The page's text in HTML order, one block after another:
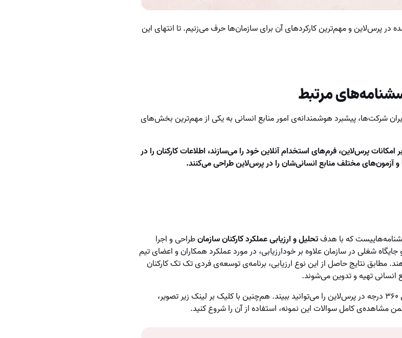
در پرس‌لاین و مهم‌ترین کارکردهای آن برای سازمان‌ها حرف می‌زنیم. تا انتهای این
مرتبط
شرکت‌ها، پیشبرد هوشمندانه‌ی امور منابع انسانی به یکی از مهم‌ترین بخش‌های
پرس‌لاین، فرم‌های استخدام آنلاین خود را می‌سازند، اطلاعات کارکنان را در
و آزمون‌های مختلف منابع انسانی‌شان را در پرس‌لاین طراحی می‌کنند.
که با هدفتحلیل و ارزیابی عملکرد کارکنان سازمانطراحی و اجرا
شغلی در سازمان علاوه بر خودارزیابی، در مورد عملکرد همکاران و اعضای تیم
نتایج حاصل از این نوع ارزیابی، برنامه‌ی توسعه‌ی فردی تک تک کارکنان
انسانی تهیه و تدوین می‌شوند.
در تصویر زیر بخشی از نمونه پرسشنامه‌ی ارزیابی ۳۶۰ درجه در پرس‌لاین را می‌توانید ببیند. هم‌چنین با کلیک بر لینک زیر تصویر،
مشاهده‌ی کامل سوالات این نمونه، استفاده از آن را شروع کنید.